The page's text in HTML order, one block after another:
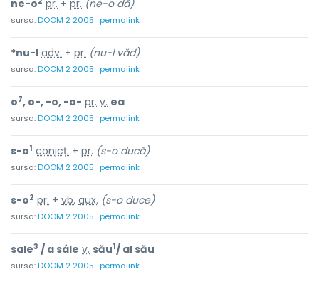
ne-o pr. + pr. (ne-o dă)
sursa:DOOM 2 2005 permalink
*nu-l adv. + pr. (nu-l văd)
sursa:DOOM 2 2005 permalink
o7, o-, -o, -o- pr. v. ea
sursa:DOOM 2 2005 permalink
s-o1 conjcț. + pr. (s-o ducă)
sursa:DOOM 2 2005 permalink
s-o2 pr. + vb. aux. (s-o duce)
sursa:DOOM 2 2005 permalink
sale3 / a sále v. său1/ al său
sursa:DOOM 2 2005 permalink